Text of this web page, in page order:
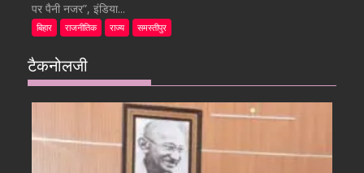
पर पैनी नजर”, इंडिया...
बिहार राजनीतिक राज्य समस्तीपुर
टैकनोलजी